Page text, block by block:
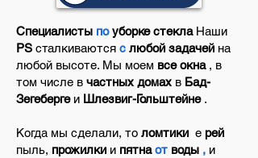
Специалисты поуборке стекла Наши
PS сталкиваются с любой задачей на
любой высоте. Мы моем все окна , в
том числе в частных домах в Бад-
Зегеберге и Шлезвиг-Гольштейне .
Когда мы сделали, то ломтики е рей
пыль, прожилки и пятнаот воды , и